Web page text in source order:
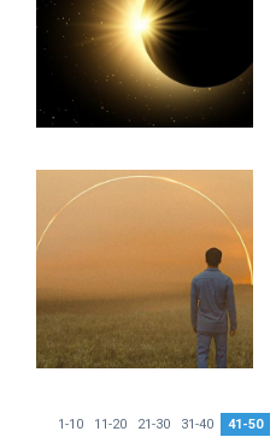
1-10 11-20 21-30 31-40 41-50